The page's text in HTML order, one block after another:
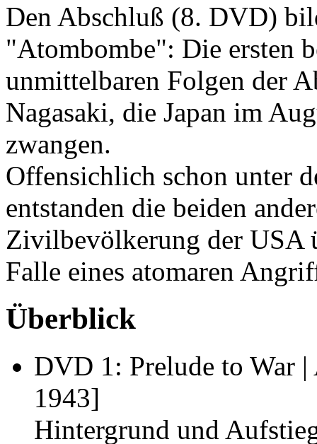
Den Abschluß (8. DVD)
"Atombombe": Die ersten
unmittelbaren Folgen der
Nagasaki, die Japan im
zwangen.
Offensichlich schon unter
entstanden die beiden
Zivilbevölkerung der USA
Falle eines atomaren
Überblick
DVD 1: Prelude to War |
1943]
Hintergrund und